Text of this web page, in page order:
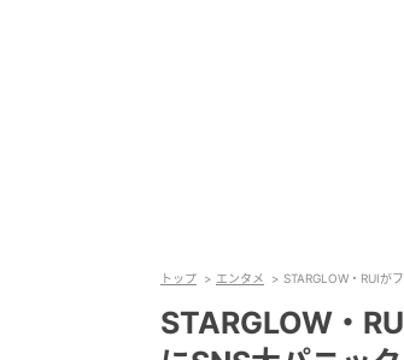
トップ エンタメ STARGLOW・RUIが
STARGLOW・